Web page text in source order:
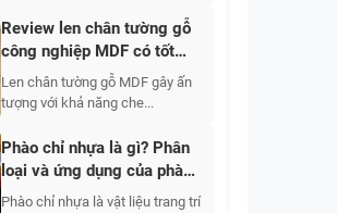
Review len chân tường gỗ
công nghiệp MDF có tốt
không? Bảng giá, phân loại
Len chân tường gỗ MDF gây ấn
tượng với khả năng che...
Phào chỉ nhựa là gì? Phân
loại và ứng dụng của phào
nhựa
Phào chỉ nhựa là vật liệu trang trí